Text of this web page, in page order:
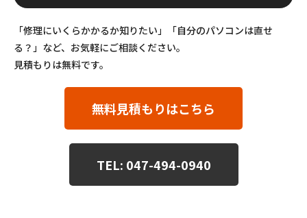
「修理にいくらかかるか知りたい」「自分のパソコンは直せ
る？」など、お気軽にご相談ください。
見積もりは無料です。
無料見積もりはこちら
TEL: 047-494-0940